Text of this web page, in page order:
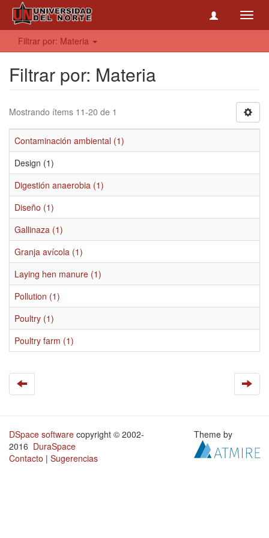
Filtrar por: Materia
Filtrar por: Materia
Mostrando ítems 11-20 de 1
Contaminación ambiental (1)
Design (1)
Digestión anaerobia (1)
Diseño (1)
Gallinaza (1)
Granja avícola (1)
Laying hen manure (1)
Pollution (1)
Poultry (1)
Poultry farm (1)
DSpace software copyright © 2002-
2016 DuraSpace
Contacto | Sugerencias
Theme by